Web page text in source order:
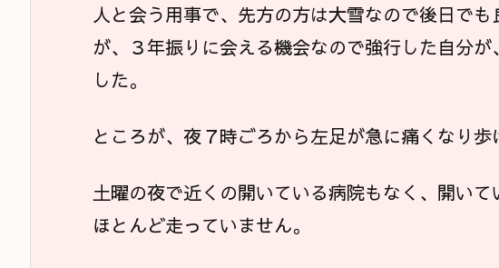
人と会う用事で、先方の方は大雪なので後日で
が、３年振りに会える機会なので強行した自分
した。
ところが、夜７時ごろから左足が急に痛くなり歩
土曜の夜で近くの開いている病院もなく、開い
ほとんど走っていません。